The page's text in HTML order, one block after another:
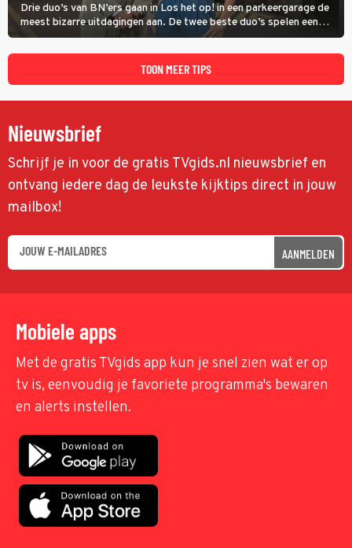
Drie duo’s van BN’ers gaan in Los het op! in een parkeergarage de
meest bizarre uitdagingen aan. De twee beste duo’s spelen een
onderlinge finale. Met in deze aflevering onder anderen cabaretiers
Nabil Aoulad Ayad en Annick Boer.
TOON MEER TIPS
Nieuwsbrief
Schrijf je in voor de gratis TVgids.nl nieuwsbrief en
ontvang iedere dag de leukste kijktips direct in jouw
mailbox!
AANMELDEN
Mobiele apps
Met de gratis TVgids app kun je snel zien wat er op
tv is, eenvoudig je favoriete programma's bewaren
en alerts instellen.